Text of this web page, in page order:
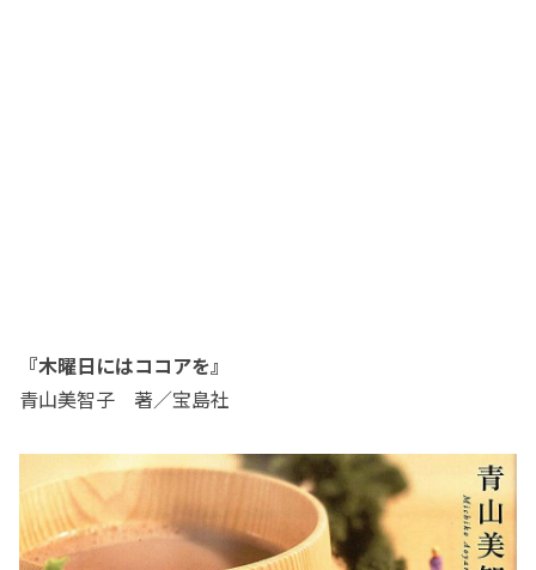
『木曜日にはココアを』
青山美智子 著／宝島社